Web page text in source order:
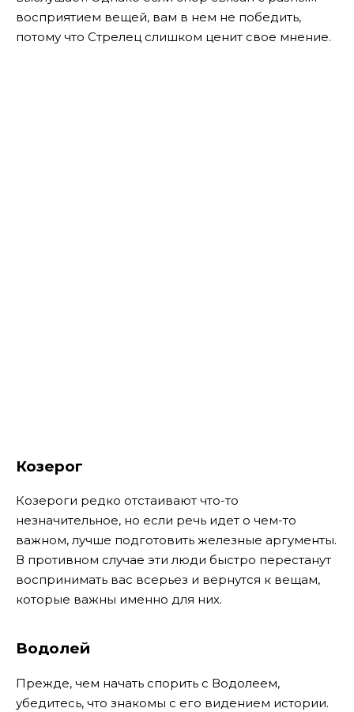
восприятием вещей, вам в нем не победить,
потому что Стрелец слишком ценит свое мнение.
Козерог
Козероги редко отстаивают что-то
незначительное, но если речь идет о чем-то
важном, лучше подготовить железные аргументы.
В противном случае эти люди быстро перестанут
воспринимать вас всерьез и вернутся к вещам,
которые важны именно для них.
Водолей
Прежде, чем начать спорить с Водолеем,
убедитесь, что знакомы с его видением истории.